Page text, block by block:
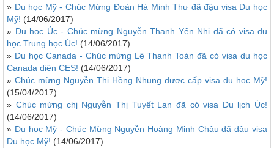
» Du học Mỹ - Chúc Mừng Đoàn Hà Minh Thư đã đậu visa Du học
Mỹ! (14/06/2017)
» Du học Úc - Chúc mừng Nguyễn Thanh Yến Nhi đã có visa du
học Trung học Úc! (14/06/2017)
» Du học Canada - Chúc mừng Lê Thanh Toàn đã có visa du học
Canada diện CES! (14/06/2017)
» Chúc mừng Nguyễn Thị Hồng Nhung được cấp visa du học Mỹ!
(15/04/2017)
» Chúc mừng chị Nguyễn Thị Tuyết Lan đã có visa Du lịch Úc!
(14/06/2017)
» Du học Mỹ - Chúc Mừng Nguyễn Hoàng Minh Châu đã đậu visa
Du học Mỹ! (14/06/2017)